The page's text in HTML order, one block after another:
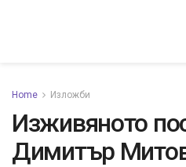
Home Изложби
Изживяното
Димитър